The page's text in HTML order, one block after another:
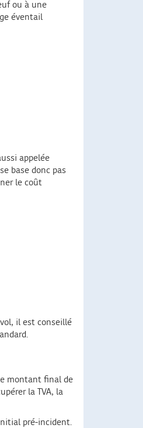
ou à une
éventail
appelée
base donc pas
le coût
vol, il est conseillé
montant final de
la TVA, la
pré-incident.